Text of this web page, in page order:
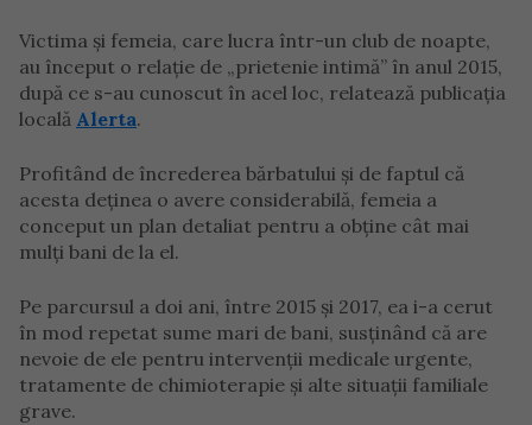
Victima și femeia, care lucra într-un club de noapte,
au început o relație de „prietenie intimă” în anul 2015,
după ce s-au cunoscut în acel loc, relatează publicația
locală Alerta.
Profitând de încrederea bărbatului și de faptul că
acesta deținea o avere considerabilă, femeia a
conceput un plan detaliat pentru a obține cât mai
mulți bani de la el.
Pe parcursul a doi ani, între 2015 și 2017, ea i-a cerut
în mod repetat sume mari de bani, susținând că are
nevoie de ele pentru intervenții medicale urgente,
tratamente de chimioterapie și alte situații familiale
grave.